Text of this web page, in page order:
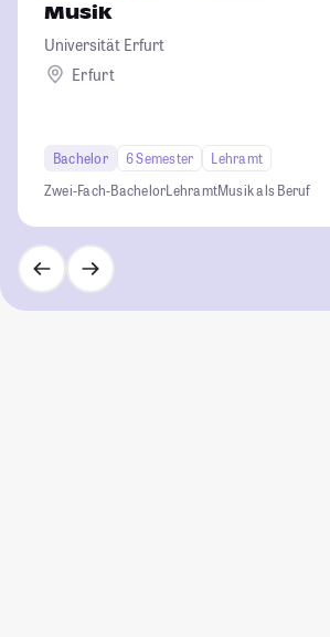
Musik
Universität Erfurt
Erfurt
Bachelor 6 Semester
Lehramt
Zwei-Fach-BachelorLehramtMusik als Beruf